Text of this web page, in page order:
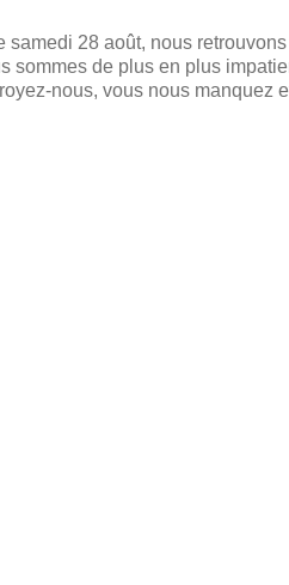
samedi 28 août, nous
sommes de plus en plus
nous, vous nous manquez